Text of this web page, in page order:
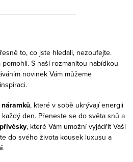
to, co jste hledali, nezoufejte.
S naší rozmanitou nabídkou
novinek Vám můžeme
, které v sobě ukrývají energii
den. Přeneste se do světa snů a
, které Vám umožní vyjádřit Vaši
do svého života kousek luxusu a
.